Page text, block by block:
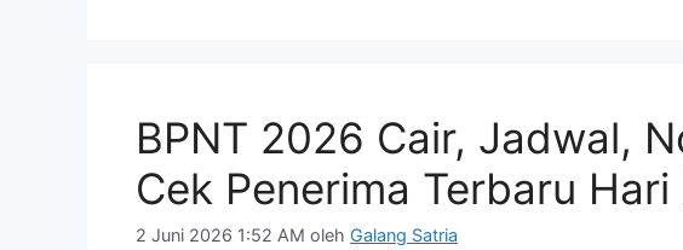
BPNT 2026 Cair, Jadwal,
Cek Penerima Terbaru Hari
2 Juni 2026 1:52 AM oleh Galang Satria